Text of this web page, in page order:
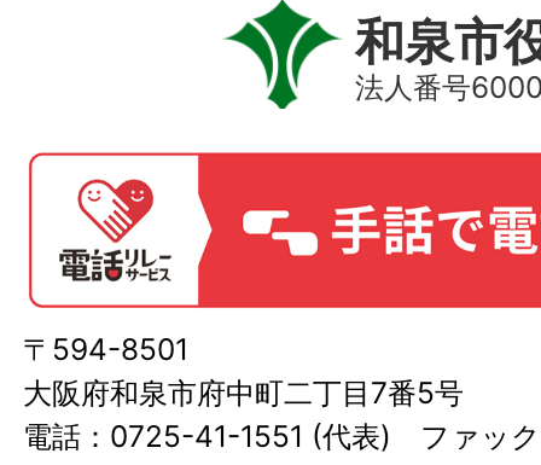
和泉市
法人番号
〒594-8501
大阪府和泉市府中町二丁目7番5号
電話：0725-41-1551 (代表) ファッ